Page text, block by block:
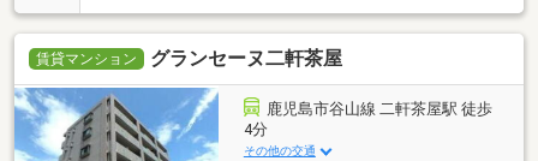
賃貸マンション グランセーヌ二軒茶屋
鹿児島市谷山線 二軒茶屋駅 徒歩
4分
その他の交通